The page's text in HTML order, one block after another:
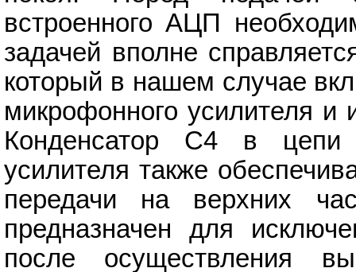
встроенного АЦП
задачей вполне
который в нашем случае
микрофонного усилителя и
Конденсатор C4 в цепи
усилителя также
передачи на верхних
предназначен для
после осуществления